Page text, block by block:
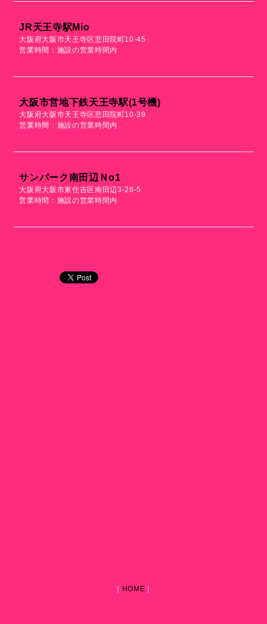
JR天王寺駅mio
大阪府大阪市天王寺区悲田院町10-45
営業時間：施設の営業時間内
大阪市営地下鉄天王寺駅(1号機)
大阪府大阪市天王寺区悲田院町10-39
営業時間：施設の営業時間内
サンパーク南田辺Ｎo1
大阪府大阪市東住吉区南田辺3-28-5
営業時間：施設の営業時間内
HOME